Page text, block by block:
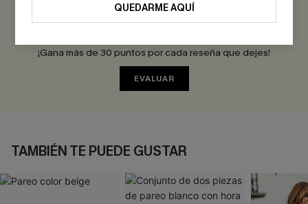
¡Gana más de 30 puntos por cada reseña que dejes!
EVALUAR
TAMBIÉN TE PUEDE GUSTAR
QUEDARME AQUÍ